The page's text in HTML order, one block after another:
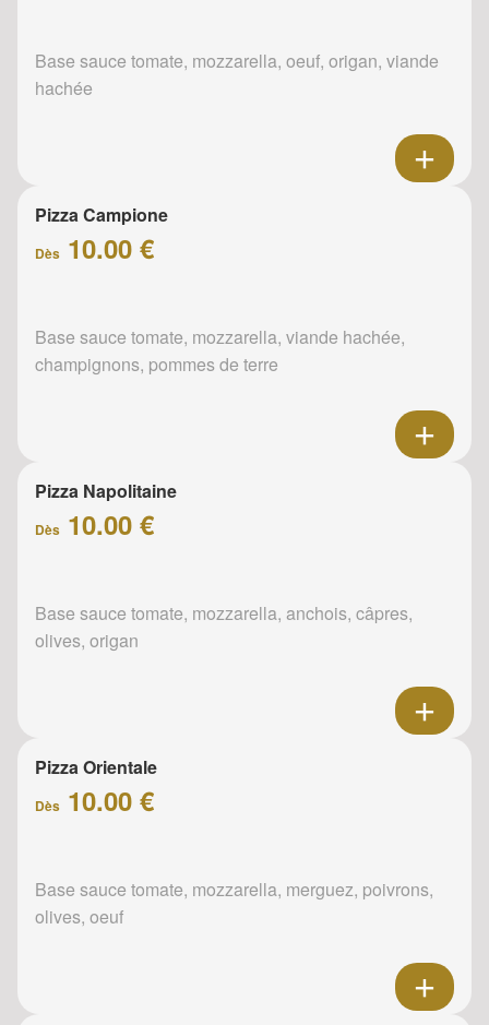
Base sauce tomate, mozzarella, oeuf, origan, viande
hachée
Pizza Campione
Dès 10.00 €
Base sauce tomate, mozzarella, viande hachée,
champignons, pommes de terre
Pizza Napolitaine
Dès 10.00 €
Base sauce tomate, mozzarella, anchois, câpres,
olives, origan
Pizza Orientale
Dès 10.00 €
Base sauce tomate, mozzarella, merguez, poivrons,
olives, oeuf